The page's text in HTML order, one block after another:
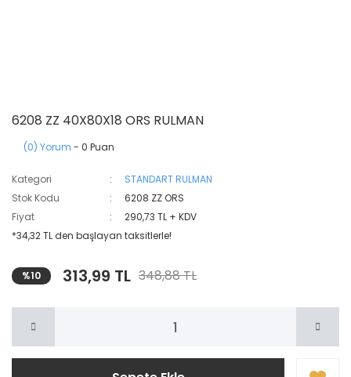
6208 ZZ 40X80X18 ORS RULMAN
(0) Yorum - 0 Puan
Kategori
STANDART RULMAN
Stok Kodu
6208 ZZ ORS
Fiyat
290,73 TL + KDV
*34,32 TL den başlayan taksitlerle!
%10 313,99 TL 348,88 TL